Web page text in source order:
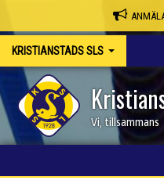
KRISTIANSTADS SLS
Vi, tillsammans